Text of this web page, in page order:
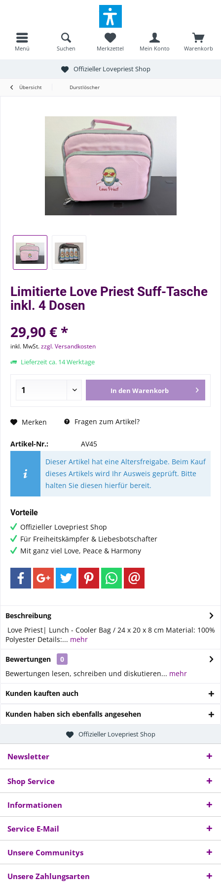
Menü Warenkorb
Merkzettel Mein Konto
Suchen
Offizieller Lovepriest Shop
Übersicht Durstlöscher
Limitierte Love Priest Suff-Tasche
inkl. 4 Dosen
29,90 € *
inkl. MwSt.zzgl. Versandkosten
Lieferzeit ca. 14 Werktage
In den Warenkorb
Merken Fragen zum Artikel?
Artikel-Nr.:
AV45
Dieser Artikel hat eine Altersfreigabe. Beim Kauf
dieses Artikels wird Ihr Ausweis geprüft. Bitte
halten Sie diesen hierfür bereit.
Vorteile
Offizieller Lovepriest Shop
Für Freiheitskämpfer & Liebesbotschafter
Mit ganz viel Love, Peace & Harmony
Beschreibung
Love Priest| Lunch - Cooler Bag / 24 x 20 x 8 cm Material: 100%
Polyester Details:... mehr
Bewertungen
0
Bewertungen lesen, schreiben und diskutieren... mehr
Kunden kauften auch
Kunden haben sich ebenfalls angesehen
Offizieller Lovepriest Shop
Newsletter
Shop Service
Informationen
Service E-Mail
Unsere Communitys
Unsere Zahlungsarten